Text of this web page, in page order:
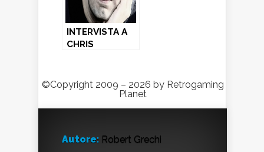
INTERVISTA A
CHRIS
videoludica
all’iPhone
©Copyright 2009 – 2026 by Retrogaming
Planet
Autore: Robert Grechi